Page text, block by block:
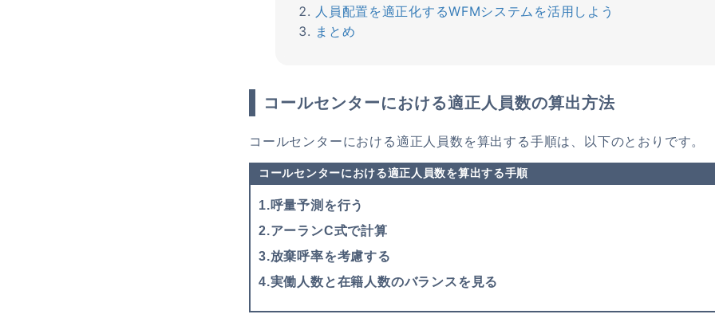
人員配置を適正化するWFMシステムを活用しよう
まとめ
コールセンターにおける適正人員数の算出方法
コールセンターにおける適正人員数を算出する手順は、以下のとおりです。
コールセンターにおける適正人員数を算出する手順
1.呼量予測を行う
2.アーランC式で計算
3.放棄呼率を考慮する
4.実働人数と在籍人数のバランスを見る